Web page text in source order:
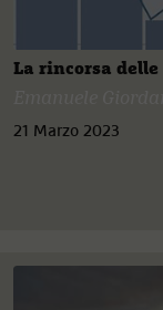
La rincorsa
21 Marzo 2023